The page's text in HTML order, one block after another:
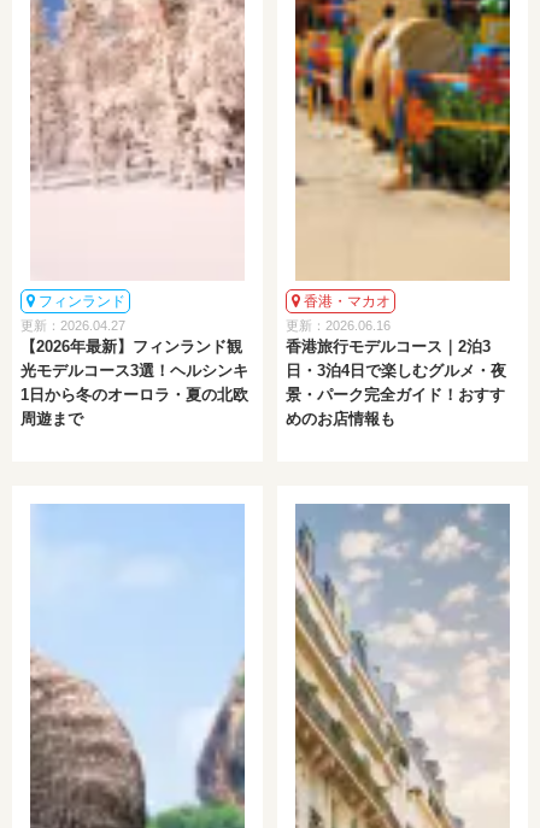
フィンランド
更新：2026.04.27
【2026年最新】フィンランド観
光モデルコース3選！ヘルシンキ
1日から冬のオーロラ・夏の北欧
周遊まで
香港・マカオ
更新：2026.06.16
香港旅行モデルコース｜2泊3
日・3泊4日で楽しむグルメ・夜
景・パーク完全ガイド！おすす
めのお店情報も